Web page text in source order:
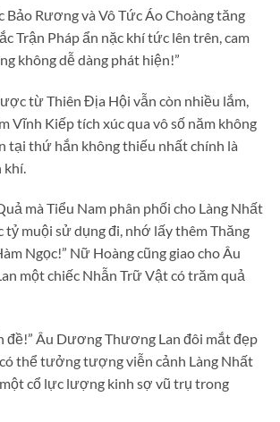
Bảo Rương và Vô Tức Áo Choàng tăng
Trận Pháp ẩn nặc khí tức lên trên, cam
không dễ dàng phát hiện!”
từ Thiên Địa Hội vẫn còn nhiều lắm,
Vĩnh Kiếp tích xúc qua vô số năm không
tại thứ hắn không thiếu nhất chính là
mà Tiểu Nam phân phối cho Làng Nhất
tỷ muội sử dụng đi, nhớ lấy thêm Thăng
Ngọc!” Nữ Hoàng cũng giao cho Âu
một chiếc Nhẫn Trữ Vật có trăm quả
đề!” Âu Dương Thương Lan đôi mắt đẹp
có thể tưởng tượng viễn cảnh Làng Nhất
cổ lực lượng kinh sợ vũ trụ trong